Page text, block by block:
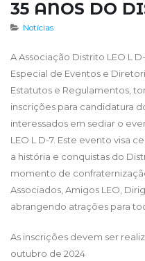
35 ANOS DO
Notícias
A Associação Distrito LEO L
Especial de Eventos e
Estatutos e Regulamentos,
inscrições para candidatura
interessados em sediar o
LEO L D-7. Este evento visa
a história e conquistas do
momento de
Associados, Amigos LEO,
abrangendo atrações para
As inscrições devem ser
outubro de 2024